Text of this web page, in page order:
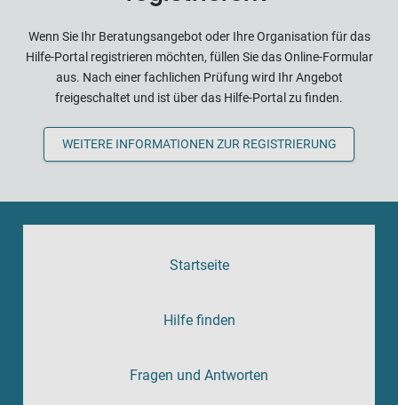
Wenn Sie Ihr Beratungsangebot oder Ihre Organisation für das
Hilfe-Portal registrieren möchten, füllen Sie das Online-Formular
aus. Nach einer fachlichen Prüfung wird Ihr Angebot
freigeschaltet und ist über das Hilfe-Portal zu finden.
WEITERE INFORMATIONEN ZUR REGISTRIERUNG
Startseite
Hilfe finden
Fragen und Antworten